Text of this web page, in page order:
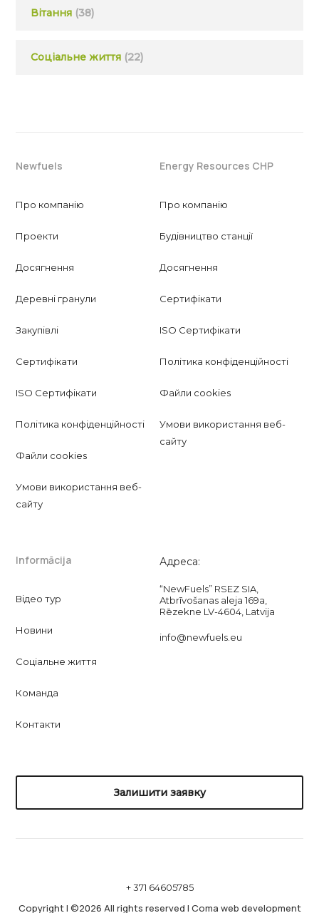
Вітання (38)
Соціальне життя (22)
Newfuels
Про компанію
Проекти
Досягнення
Деревні гранули
Закупівлі
Сертифікати
ISO Сертифікати
Політика конфіденційності
Файли cookies
Умови використання веб-
сайту
Energy Resources CHP
Про компанію
Будівництво станції
Досягнення
Сертифікати
ISO Сертифікати
Політика конфіденційності
Файли cookies
Умови використання веб-
сайту
Informācija
Відео тур
Новини
Соціальне життя
Команда
Контакти
Адреса:
“NewFuels” RSEZ SIA,
Atbrīvošanas aleja 169a,
Rēzekne LV-4604, Latvija
info@newfuels.eu
Залишити заявку
Copyright| ©2026 All rights reserved | Coma web development
+ 371 64605785